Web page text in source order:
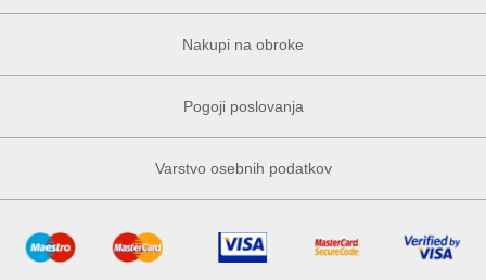
Nakupi na obroke
Pogoji poslovanja
Varstvo osebnih podatkov